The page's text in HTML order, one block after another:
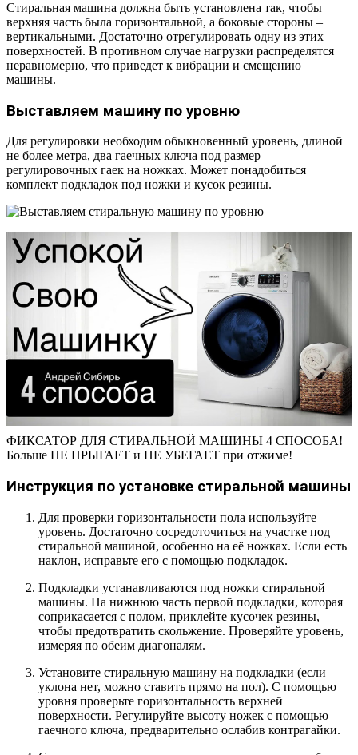
Стиральная машина должна быть установлена так, чтобы
верхняя часть была горизонтальной, а боковые стороны –
вертикальными. Достаточно отрегулировать одну из этих
поверхностей. В противном случае нагрузки распределятся
неравномерно, что приведет к вибрации и смещению
машины.
Выставляем машину по уровню
Для регулировки необходим обыкновенный уровень, длиной
не более метра, два гаечных ключа под размер
регулировочных гаек на ножках. Может понадобиться
комплект подкладок под ножки и кусок резины.
ФИКСАТОР ДЛЯ СТИРАЛЬНОЙ МАШИНЫ 4 СПОСОБА!
Больше НЕ ПРЫГАЕТ и НЕ УБЕГАЕТ при отжиме!
Инструкция по установке стиральной машины
Для проверки горизонтальности пола используйте
уровень. Достаточно сосредоточиться на участке под
стиральной машиной, особенно на её ножках. Если есть
наклон, исправьте его с помощью подкладок.
Подкладки устанавливаются под ножки стиральной
машины. На нижнюю часть первой подкладки, которая
соприкасается с полом, приклейте кусочек резины,
чтобы предотвратить скольжение. Проверяйте уровень,
измеряя по обеим диагоналям.
Установите стиральную машину на подкладки (если
уклона нет, можно ставить прямо на пол). С помощью
уровня проверьте горизонтальность верхней
поверхности. Регулируйте высоту ножек с помощью
гаечного ключа, предварительно ослабив контрагайки.